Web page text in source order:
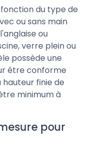
du type de
ou sans main
ou
verre plein ou
possède une
être conforme
finie de
minimum à
pour